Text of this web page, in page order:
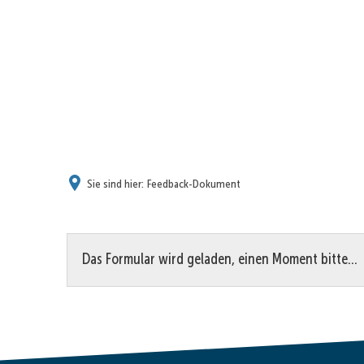
Sie sind hier: Feedback-Dokument
Feedback-Das Formular wird geladen, einen Moment bitte…